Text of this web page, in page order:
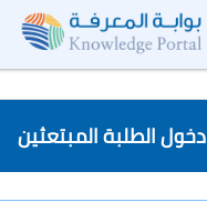
دخول الطلبة المبتعثين